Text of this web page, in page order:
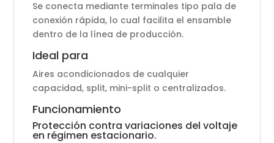
Se conecta mediante terminales tipo pala de
conexión rápida, lo cual facilita el ensamble
dentro de la línea de producción.
Ideal para
Aires acondicionados de cualquier
capacidad, split, mini-split o centralizados.
Funcionamiento
Protección contra variaciones del voltaje
en régimen estacionario.